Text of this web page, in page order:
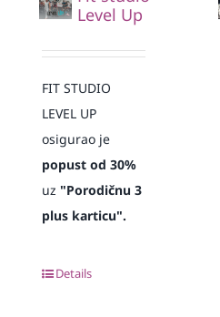
Level Up
FIT STUDIO
LEVEL UP
osigurao je
popust od 30%
uz "Porodičnu 3
plus karticu".
Details